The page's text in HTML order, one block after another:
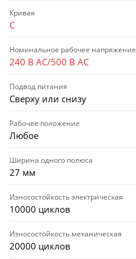
Кривая
C
Номинальное рабочее напряжение
240 В AC/500 В AC
Подвод питания
Сверху или снизу
Рабочее положение
Любое
Ширина одного полюса
27 мм
Износостойкость электрическая
10000 циклов
Износостойкость механическая
20000 циклов